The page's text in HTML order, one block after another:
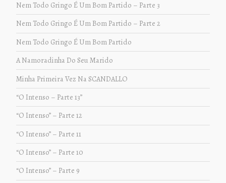
Nem Todo Gringo É Um Bom Partido – Parte 3
Nem Todo Gringo É Um Bom Partido – Parte 2
Nem Todo Gringo É Um Bom Partido
A Namoradinha Do Seu Marido
Minha Primeira Vez Na SCANDALLO
“O Intenso – Parte 13”
“O Intenso” – Parte 12
“O Intenso” – Parte 11
“O Intenso” – Parte 10
“O Intenso” – Parte 9